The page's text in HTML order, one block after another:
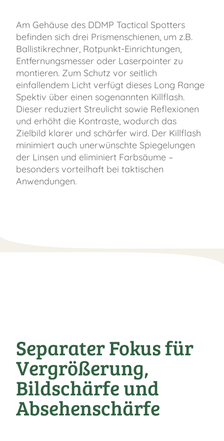
Am Gehäuse des DDMP Tactical Spotters
befinden sich drei Prismenschienen, um z.B.
Ballistikrechner, Rotpunkt-Einrichtungen,
Entfernungsmesser oder Laserpointer zu
montieren. Zum Schutz vor seitlich
einfallendem Licht verfügt dieses Long Range
Spektiv über einen sogenannten Killflash.
Dieser reduziert Streulicht sowie Reflexionen
und erhöht die Kontraste, wodurch das
Zielbild klarer und schärfer wird. Der Killflash
minimiert auch unerwünschte Spiegelungen
der Linsen und eliminiert Farbsäume –
besonders vorteilhaft bei taktischen
Anwendungen.
Separater Fokus für
Vergrößerung,
Bildschärfe und
Absehenschärfe